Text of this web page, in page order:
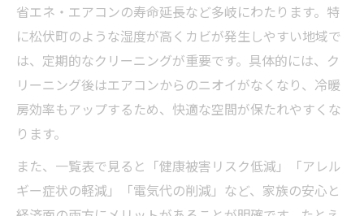
エアコンクリーニング導入家庭の満足度比
較表
効率的なクリーニングスケジュールの立て
方
エコ洗浄や天然洗剤の選び方を解説
アレルギー対策に必要なエアコン洗浄とは
アレルギー原因物質とエアコンクリーニン
省エネ・エアコンの寿命延長など多岐にわたります。特
に松伏町のような湿度が高くカビが発生しやすい地域で
は、定期的なクリーニングが重要です。具体的には、ク
リーニング後はエアコンからのニオイがなくなり、冷暖
房効率もアップするため、快適な空間が保たれやすくな
ります。
また、一覧表で見ると「健康被害リスク低減」「アレル
ギー症状の軽減」「電気代の削減」など、家族の安心と